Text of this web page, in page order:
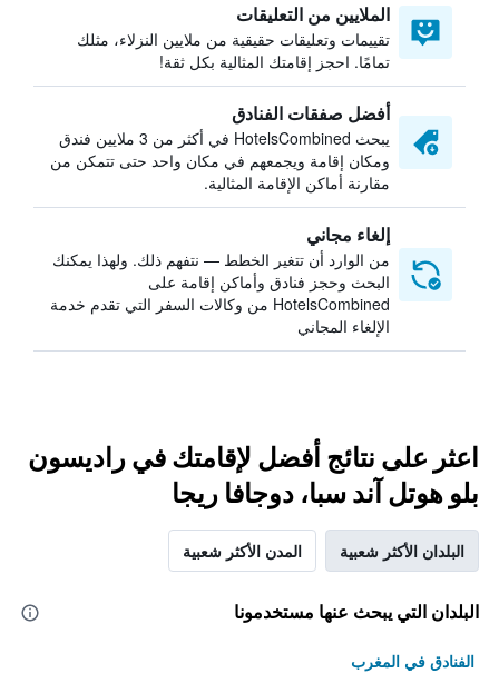
الملايين من التعليقات
تقييمات وتعليقات حقيقية من ملايين النزلاء، مثلك
تمامًا. احجز إقامتك المثالية بكل ثقة!
أفضل صفقات الفنادق
يبحث HotelsCombined في أكثر من 3 ملايين فندق
ومكان إقامة ويجمعهم في مكان واحد حتى تتمكن من
مقارنة أماكن الإقامة المثالية.
إلغاء مجاني
من الوارد أن تتغير الخطط — نتفهم ذلك. ولهذا يمكنك
البحث وحجز فنادق وأماكن إقامة على
HotelsCombined من وكالات السفر التي تقدم خدمة
الإلغاء المجاني
اعثر على نتائج أفضل لإقامتك في راديسون
بلو هوتل آند سبا، دوجافا ريجا
البلدان الأكثر شعبية المدن الأكثر شعبية
البلدان التي يبحث عنها مستخدمونا
الفنادق في المغرب